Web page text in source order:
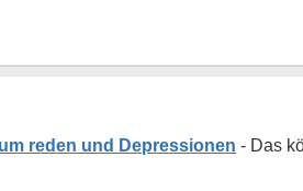
reden und Depressionen